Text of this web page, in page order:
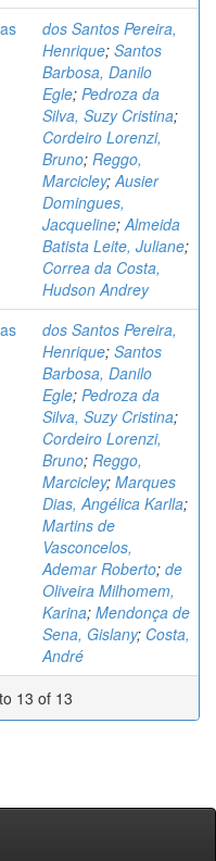
dos Santos Pereira,
Henrique; Santos
Barbosa, Danilo
Egle; Pedroza da
Silva, Suzy Cristina;
Cordeiro Lorenzi,
Bruno; Reggo,
Marcicley;Ausier
Domingues,
Jacqueline;Almeida
Batista Leite, Juliane;
Correa da Costa,
Hudson Andrey
dos Santos Pereira,
Henrique; Santos
Barbosa, Danilo
Egle; Pedroza da
Silva, Suzy Cristina;
Cordeiro Lorenzi,
Bruno; Reggo,
Marcicley; Marques
Dias, Angélica Karlla;
Martins de
Vasconcelos,
Ademar Roberto; de
Oliveira Milhomem,
Karina; Mendonça de
Sena, Gislany; Costa,
André
13 of 13